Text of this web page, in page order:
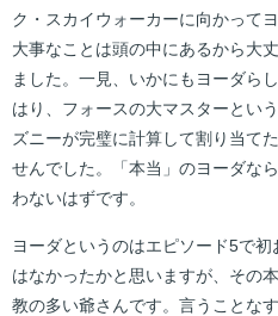
ク・スカイウォーカーに向かって
大事なことは頭の中にあるから大
ました。一見、いかにもヨーダら
はり、フォースの大マスターとい
ズニーが完璧に計算して割り当て
せんでした。「本当」のヨーダな
わないはずです。
ヨーダというのはエピソード5で
はなかったかと思いますが、その
教の多い爺さんです。言うことな